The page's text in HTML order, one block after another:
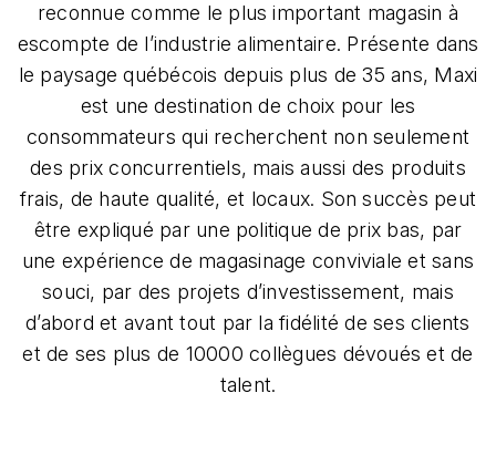
reconnue comme le plus important magasin à
escompte de l’industrie alimentaire. Présente dans
le paysage québécois depuis plus de 35 ans, Maxi
est une destination de choix pour les
consommateurs qui recherchent non seulement
des prix concurrentiels, mais aussi des produits
frais, de haute qualité, et locaux. Son succès peut
être expliqué par une politique de prix bas, par
une expérience de magasinage conviviale et sans
souci, par des projets d’investissement, mais
d’abord et avant tout par la fidélité de ses clients
et de ses plus de 10000 collègues dévoués et de
talent.​